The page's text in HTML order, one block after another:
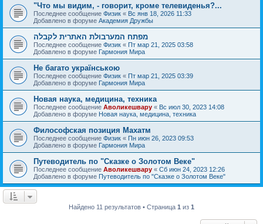
"Что мы видим, - говорит, кроме телевиденья?...
Последнее сообщение Физик « Вс янв 18, 2026 11:33
Добавлено в форуме Академия Дружбы
מפתח המערבולת האתרית לקבלה
Последнее сообщение Физик « Пт мар 21, 2025 03:58
Добавлено в форуме Гармония Мира
Не багато українською
Последнее сообщение Физик « Пт мар 21, 2025 03:39
Добавлено в форуме Гармония Мира
Новая наука, медицина, техника
Последнее сообщение Аволикешвару « Вс июл 30, 2023 14:08
Добавлено в форуме Новая наука, медицина, техника
Философская позиция Махатм
Последнее сообщение Физик « Пн июн 26, 2023 09:53
Добавлено в форуме Гармония Мира
Путеводитель по "Сказке о Золотом Веке"
Последнее сообщение Аволикешвару « Сб июн 24, 2023 12:26
Добавлено в форуме Путеводитель по "Сказке о Золотом Веке"
Найдено 11 результатов • Страница 1 из 1